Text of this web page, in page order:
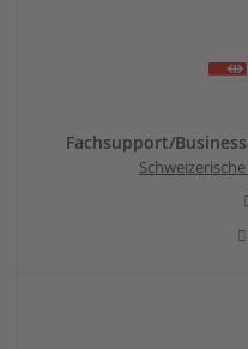
Fachsupport/